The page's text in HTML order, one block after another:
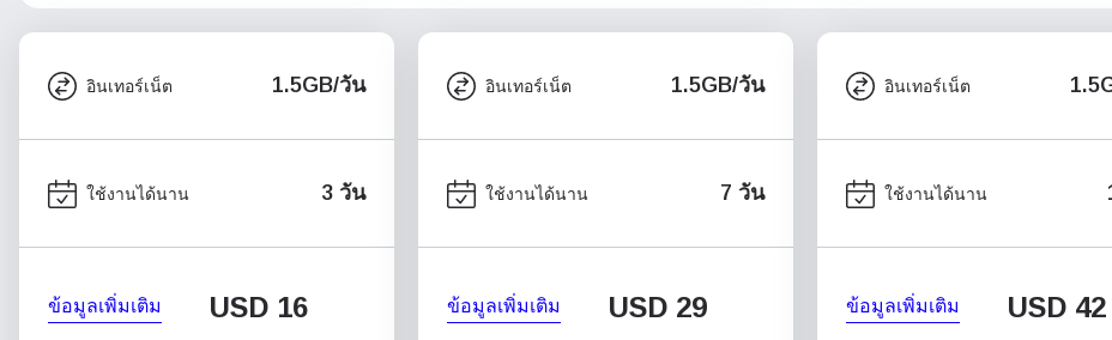
อินเทอร์เน็ต 1.5GB/วัน
ใช้งานได้นาน 3 วัน
ข้อมูลเพิ่มเติม USD 16
อินเทอร์เน็ต 1.5GB/วัน
ใช้งานได้นาน 7 วัน
ข้อมูลเพิ่มเติม USD 29
อินเทอร์เน็ต
ใช้งานได้นาน
ข้อมูลเพิ่มเติม USD 42